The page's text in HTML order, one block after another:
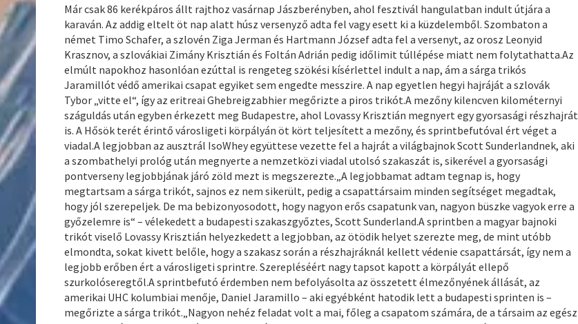
Már csak 86 kerékpáros állt rajthoz vasárnap Jászberényben, ahol fesztivál hangulatban indult útjára a
karaván. Az addig eltelt öt nap alatt húsz versenyző adta fel vagy esett ki a küzdelemből. Szombaton a
német Timo Schafer, a szlovén Ziga Jerman és Hartmann József adta fel a versenyt, az orosz Leonyid
Krasznov, a szlovákiai Zimány Krisztián és Foltán Adrián pedig időlimit túllépése miatt nem folytathatta.Az
elmúlt napokhoz hasonlóan ezúttal is rengeteg szökési kísérlettel indult a nap, ám a sárga trikós
Jaramillót védő amerikai csapat egyiket sem engedte messzire. A nap egyetlen hegyi hajráját a szlovák
Tybor „vitte el“, így az eritreai Ghebreigzabhier megőrizte a piros trikót.A mezőny kilencven kilométernyi
száguldás után egyben érkezett meg Budapestre, ahol Lovassy Krisztián megnyert egy gyorsasági részhajrát
is. A Hősök terét érintő városligeti körpályán öt kört teljesített a mezőny, és sprintbefutóval ért véget a
viadal.A legjobban az ausztrál IsoWhey együttese vezette fel a hajrát a világbajnok Scott Sunderlandnek, aki
a szombathelyi prológ után megnyerte a nemzetközi viadal utolsó szakaszát is, sikerével a gyorsasági
pontverseny legjobbjának járó zöld mezt is megszerezte.„A legjobbamat adtam tegnap is, hogy
megtartsam a sárga trikót, sajnos ez nem sikerült, pedig a csapattársaim minden segítséget megadtak,
hogy jól szerepeljek. De ma bebizonyosodott, hogy nagyon erős csapatunk van, nagyon büszke vagyok erre a
győzelemre is“ – vélekedett a budapesti szakaszgyőztes, Scott Sunderland.A sprintben a magyar bajnoki
trikót viselő Lovassy Krisztián helyezkedett a legjobban, az ötödik helyet szerezte meg, de mint utóbb
elmondta, sokat kivett belőle, hogy a szakasz során a részhajráknál kellett védenie csapattársát, így nem a
legjobb erőben ért a városligeti sprintre. Szerepléséért nagy tapsot kapott a körpályát ellepő
szurkolóseregtől.A sprintbefutó érdemben nem befolyásolta az összetett élmezőnyének állását, az
amerikai UHC kolumbiai menője, Daniel Jaramillo – aki egyébként hatodik lett a budapesti sprinten is –
megőrizte a sárga trikót.„Nagyon nehéz feladat volt a mai, főleg a csapatom számára, de a társaim az egész